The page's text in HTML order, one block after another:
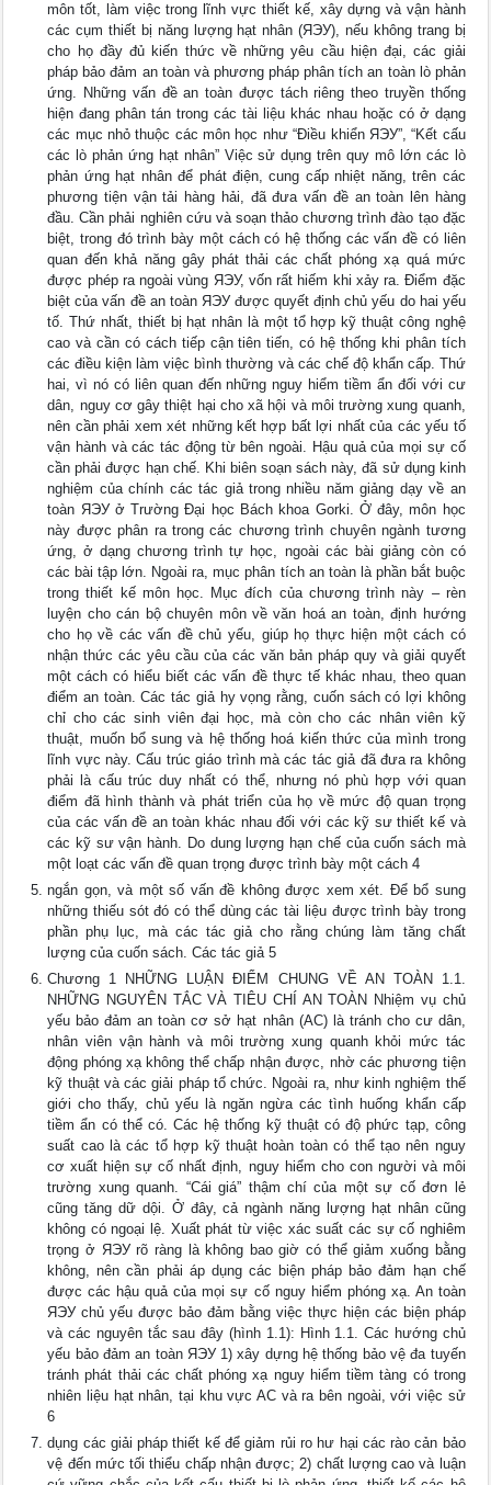
môn tốt, làm việc trong lĩnh vực thiết kế, xây dựng và vận hành
các cụm thiết bị năng lượng hạt nhân (ЯЭУ), nếu không trang bị
cho họ đầy đủ kiến thức về những yêu cầu hiện đại, các giải
pháp bảo đảm an toàn và phương pháp phân tích an toàn lò phản
ứng. Những vấn đề an toàn được tách riêng theo truyền thống
hiện đang phân tán trong các tài liệu khác nhau hoặc có ở dạng
các mục nhỏ thuộc các môn học như “Điều khiển ЯЭУ”, “Kết cấu
các lò phản ứng hạt nhân” Việc sử dụng trên quy mô lớn các lò
phản ứng hạt nhân để phát điện, cung cấp nhiệt năng, trên các
phương tiện vận tải hàng hải, đã đưa vấn đề an toàn lên hàng
đầu. Cần phải nghiên cứu và soạn thảo chương trình đào tạo đặc
biệt, trong đó trình bày một cách có hệ thống các vấn đề có liên
quan đến khả năng gây phát thải các chất phóng xạ quá mức
được phép ra ngoài vùng ЯЭУ, vốn rất hiếm khi xảy ra. Điểm đặc
biệt của vấn đề an toàn ЯЭУ được quyết định chủ yếu do hai yếu
tố. Thứ nhất, thiết bị hạt nhân là một tổ hợp kỹ thuật công nghệ
cao và cần có cách tiếp cận tiên tiến, có hệ thống khi phân tích
các điều kiện làm việc bình thường và các chế độ khẩn cấp. Thứ
hai, vì nó có liên quan đến những nguy hiểm tiềm ẩn đối với cư
dân, nguy cơ gây thiệt hại cho xã hội và môi trường xung quanh,
nên cần phải xem xét những kết hợp bất lợi nhất của các yếu tố
vận hành và các tác động từ bên ngoài. Hậu quả của mọi sự cố
cần phải được hạn chế. Khi biên soạn sách này, đã sử dụng kinh
nghiệm của chính các tác giả trong nhiều năm giảng dạy về an
toàn ЯЭУ ở Trường Đại học Bách khoa Gorki. Ở đây, môn học
này được phân ra trong các chương trình chuyên ngành tương
ứng, ở dạng chương trình tự học, ngoài các bài giảng còn có
các bài tập lớn. Ngoài ra, mục phân tích an toàn là phần bắt buộc
trong thiết kế môn học. Mục đích của chương trình này – rèn
luyện cho cán bộ chuyên môn về văn hoá an toàn, định hướng
cho họ về các vấn đề chủ yếu, giúp họ thực hiện một cách có
nhận thức các yêu cầu của các văn bản pháp quy và giải quyết
một cách có hiểu biết các vấn đề thực tế khác nhau, theo quan
điểm an toàn. Các tác giả hy vọng rằng, cuốn sách có lợi không
chỉ cho các sinh viên đại học, mà còn cho các nhân viên kỹ
thuật, muốn bổ sung và hệ thống hoá kiến thức của mình trong
lĩnh vực này. Cấu trúc giáo trình mà các tác giả đã đưa ra không
phải là cấu trúc duy nhất có thể, nhưng nó phù hợp với quan
điểm đã hình thành và phát triển của họ về mức độ quan trọng
của các vấn đề an toàn khác nhau đối với các kỹ sư thiết kế và
các kỹ sư vận hành. Do dung lượng hạn chế của cuốn sách mà
một loạt các vấn đề quan trọng được trình bày một cách 4
ngắn gọn, và một số vấn đề không được xem xét. Để bổ sung
những thiếu sót đó có thể dùng các tài liệu được trình bày trong
phần phụ lục, mà các tác giả cho rằng chúng làm tăng chất
lượng của cuốn sách. Các tác giả 5
Chương 1 NHỮNG LUẬN ĐIỂM CHUNG VỀ AN TOÀN 1.1.
NHỮNG NGUYÊN TẮC VÀ TIÊU CHÍ AN TOÀN Nhiệm vụ chủ
yếu bảo đảm an toàn cơ sở hạt nhân (AC) là tránh cho cư dân,
nhân viên vận hành và môi trường xung quanh khỏi mức tác
động phóng xạ không thể chấp nhận được, nhờ các phương tiện
kỹ thuật và các giải pháp tổ chức. Ngoài ra, như kinh nghiệm thế
giới cho thấy, chủ yếu là ngăn ngừa các tình huống khẩn cấp
tiềm ẩn có thể có. Các hệ thống kỹ thuật có độ phức tạp, công
suất cao là các tổ hợp kỹ thuật hoàn toàn có thể tạo nên nguy
cơ xuất hiện sự cố nhất định, nguy hiểm cho con người và môi
trường xung quanh. “Cái giá” thậm chí của một sự cố đơn lẻ
cũng tăng dữ dội. Ở đây, cả ngành năng lượng hạt nhân cũng
không có ngoại lệ. Xuất phát từ việc xác suất các sự cố nghiêm
trọng ở ЯЭУ rõ ràng là không bao giờ có thể giảm xuống bằng
không, nên cần phải áp dụng các biện pháp bảo đảm hạn chế
được các hậu quả của mọi sự cố nguy hiểm phóng xạ. An toàn
ЯЭУ chủ yếu được bảo đảm bằng việc thực hiện các biện pháp
và các nguyên tắc sau đây (hình 1.1): Hình 1.1. Các hướng chủ
yếu bảo đảm an toàn ЯЭУ 1) xây dựng hệ thống bảo vệ đa tuyến
tránh phát thải các chất phóng xạ nguy hiểm tiềm tàng có trong
nhiên liệu hạt nhân, tại khu vực AC và ra bên ngoài, với việc sử
6
dụng các giải pháp thiết kế để giảm rủi ro hư hại các rào cản bảo
vệ đến mức tối thiểu chấp nhận được; 2) chất lượng cao và luận